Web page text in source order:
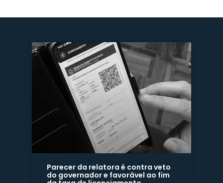
Parecer da relatora é contra veto
do governador e favorável ao fim